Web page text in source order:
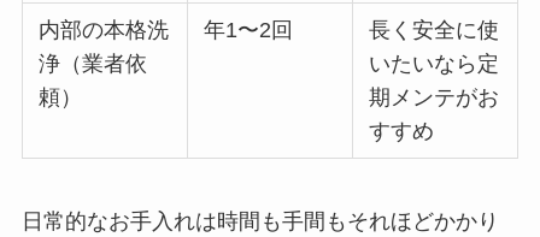
内部の本格洗
浄（業者依
頼）
年1〜2回
長く安全に使
いたいなら定
期メンテがお
すすめ
日常的なお手入れは時間も手間もそれほどかかり